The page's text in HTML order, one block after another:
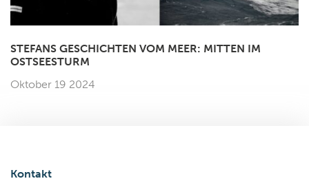
STEFANS GESCHICHTEN VOM MEER: MITTEN IM
OSTSEESTURM
Oktober 19 2024
Kontakt